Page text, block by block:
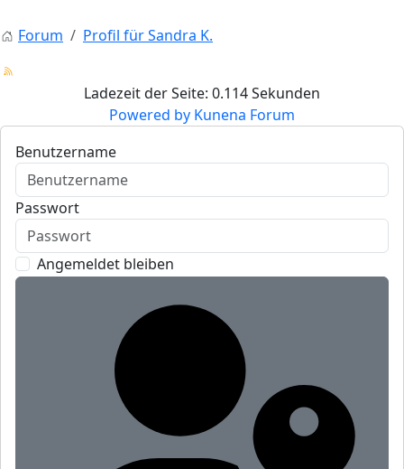
Forum Profil für Sandra K.
Ladezeit der Seite: 0.114 Sekunden
Powered by Kunena Forum
Benutzername
Passwort
Angemeldet bleiben